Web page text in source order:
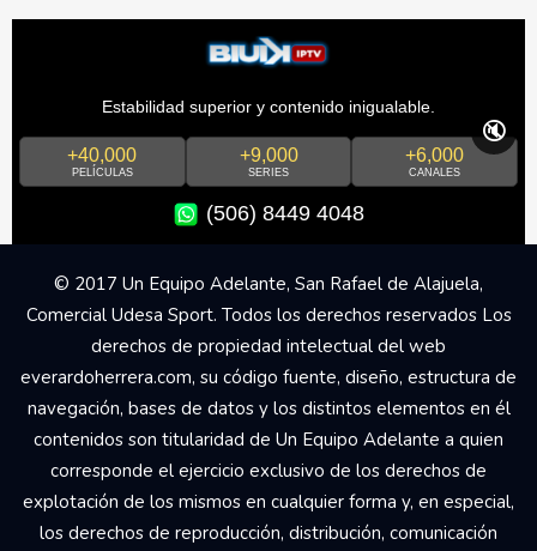
Estabilidad superior y contenido inigualable.
+40,000
PELÍCULAS
+9,000
SERIES
+6,000
CANALES
(506) 8449 4048
🔇
© 2017 Un Equipo Adelante, San Rafael de Alajuela,
Comercial Udesa Sport. Todos los derechos reservados Los
derechos de propiedad intelectual del web
everardoherrera.com, su código fuente, diseño, estructura de
navegación, bases de datos y los distintos elementos en él
contenidos son titularidad de Un Equipo Adelante a quien
corresponde el ejercicio exclusivo de los derechos de
explotación de los mismos en cualquier forma y, en especial,
los derechos de reproducción, distribución, comunicación